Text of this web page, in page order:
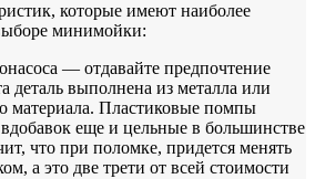
которые имеют наиболее
минимойки:
— отдавайте предпочтение
деталь выполнена из металла или
материала. Пластиковые помпы
еще и цельные в большинстве
что при поломке, придется менять
а это две трети от всей стоимости